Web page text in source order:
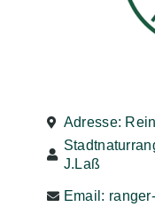
Adresse:
J.Laß
Email: